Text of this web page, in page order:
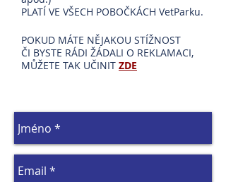
PLATÍ VE VŠECH POBOČKÁCH VetParku.​​
POKUD MÁTE NĚJAKOU STÍŽNOST
ČI BYSTE RÁDI ŽÁDALI O REKLAMACI,
MŮŽETE TAK UČINIT ZDE